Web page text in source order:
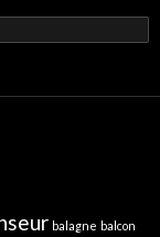
balagne balcon